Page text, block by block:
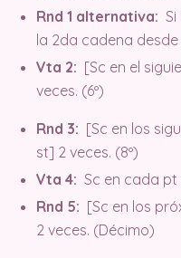
Rnd 1 alternativa:
la 2da cadena desde
Vta 2: [Sc en el
veces. (6º)
Rnd 3: [Sc en los
st] 2 veces. (8º)
Vta 4: Sc en cada pt
Rnd 5: [Sc en los
2 veces. (Décimo)